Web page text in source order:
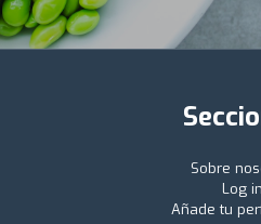
Sobre
Log in
Añade tu